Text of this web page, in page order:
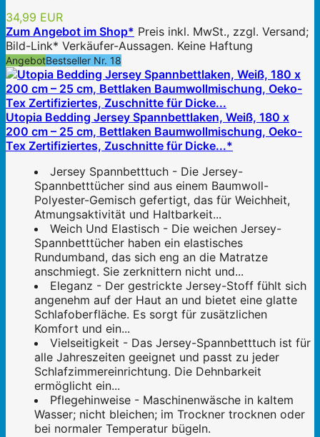
34,99 EUR
Zum Angebot im Shop* Preis inkl. MwSt., zzgl. Versand;
Bild-Link* Verkäufer-Aussagen. Keine Haftung
AngebotBestseller Nr. 18
Utopia Bedding Jersey Spannbettlaken, Weiß, 180 x
200 cm – 25 cm, Bettlaken Baumwollmischung, Oeko-
Tex Zertifiziertes, Zuschnitte für Dicke...*
Jersey Spannbetttuch - Die Jersey-
Spannbetttücher sind aus einem Baumwoll-
Polyester-Gemisch gefertigt, das für Weichheit,
Atmungsaktivität und Haltbarkeit...
Weich Und Elastisch - Die weichen Jersey-
Spannbetttücher haben ein elastisches
Rundumband, das sich eng an die Matratze
anschmiegt. Sie zerknittern nicht und...
Eleganz - Der gestrickte Jersey-Stoff fühlt sich
angenehm auf der Haut an und bietet eine glatte
Schlafoberfläche. Es sorgt für zusätzlichen
Komfort und ein...
Vielseitigkeit - Das Jersey-Spannbetttuch ist für
alle Jahreszeiten geeignet und passt zu jeder
Schlafzimmereinrichtung. Die Dehnbarkeit
ermöglicht ein...
Pflegehinweise - Maschinenwäsche in kaltem
Wasser; nicht bleichen; im Trockner trocknen oder
bei normaler Temperatur bügeln.